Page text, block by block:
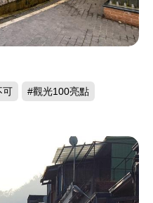
可 #觀光100亮點